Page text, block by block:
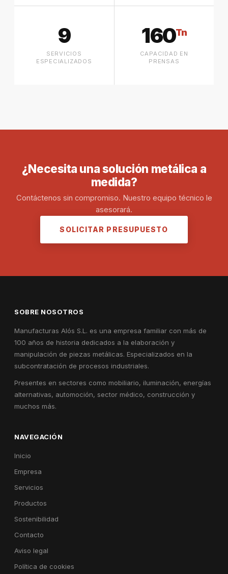
9
SERVICIOS
ESPECIALIZADOS
160Tn
CAPACIDAD EN
PRENSAS
¿Necesita una solución metálica a
medida?
Contáctenos sin compromiso. Nuestro equipo técnico le
asesorará.
SOLICITAR PRESUPUESTO
SOBRE NOSOTROS
Manufacturas Alós S.L. es una empresa familiar con más de
100 años de historia dedicados a la elaboración y
manipulación de piezas metálicas. Especializados en la
subcontratación de procesos industriales.
Presentes en sectores como mobiliario, iluminación, energías
alternativas, automoción, sector médico, construcción y
muchos más.
NAVEGACIÓN
Inicio
Empresa
Servicios
Productos
Sostenibilidad
Contacto
Aviso legal
Política de cookies